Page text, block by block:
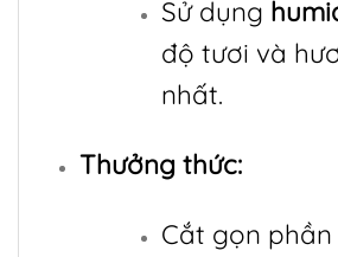
Sử dụng
độ tươi và
nhất.
Thưởng thức:
Cắt gọn